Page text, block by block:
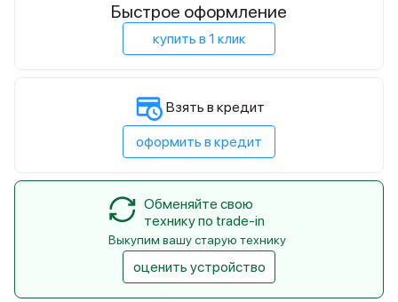
Быстрое оформление
купить в 1 клик
Взять в кредит
оформить в кредит
Обменяйте свою
технику по trade-in
Выкупим вашу старую технику
оценить устройство